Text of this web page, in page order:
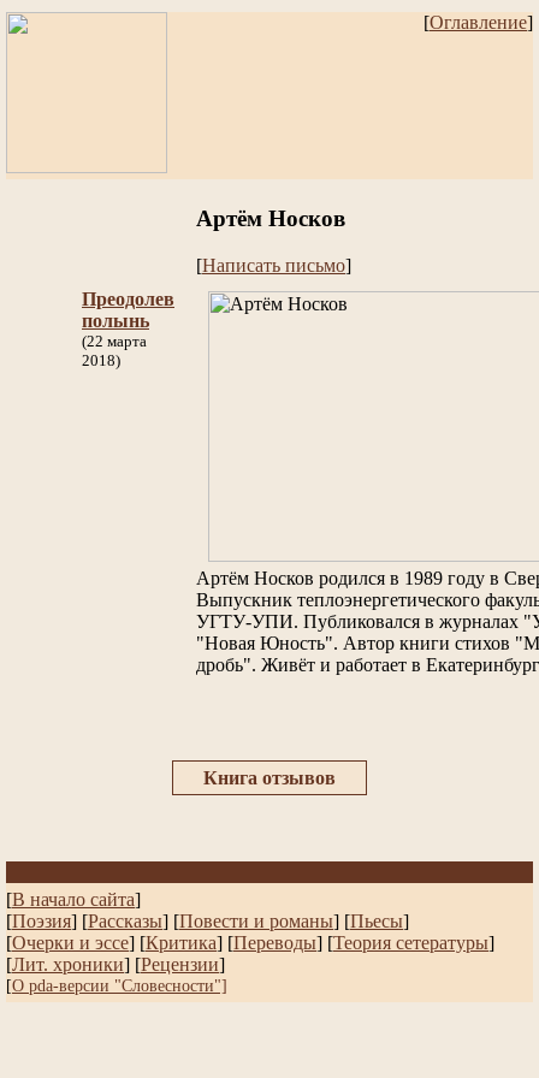
[Оглавление]
Артём Носков
[Написать письмо]
Преодолев
полынь
(22 марта
2018)
Артём Носков родился в 1989 году в
Выпускник теплоэнергетического
УГТУ-УПИ. Публиковался в журналах
"Новая Юность". Автор книги стихов
дробь". Живёт и работает в
Книга отзывов
[В начало сайта]
[Поэзия] [Рассказы] [Повести и романы] [Пьесы]
[Очерки и эссе] [Критика] [Переводы] [Теория сетературы]
[Лит. хроники] [Рецензии]
[О pda-версии "Словесности"]